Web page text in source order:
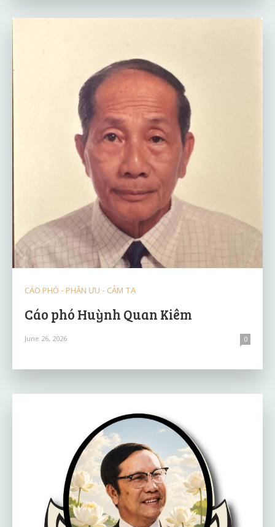
CÁO PHÓ - PHÂN ƯU - CẢM TẠ
Cáo phó Huỳnh Quan Kiêm
June 26, 2026 0